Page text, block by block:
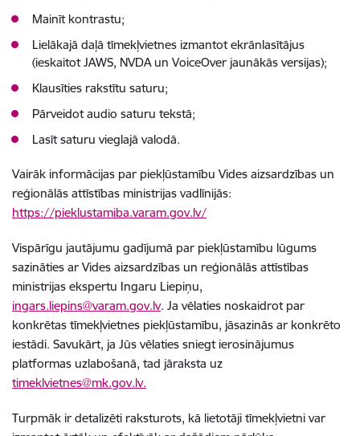
Mainīt kontrastu;
Lielākajā daļā tīmekļvietnes izmantot ekrānlasītājus
(ieskaitot JAWS, NVDA un VoiceOver jaunākās versijas);
Klausīties rakstītu saturu;
Pārveidot audio saturu tekstā;
Lasīt saturu vieglajā valodā.
Vairāk informācijas par piekļūstamību Vides aizsardzības un
reģionālās attīstības ministrijas vadlīnijās:
https://pieklustamiba.varam.gov.lv/
Vispārīgu jautājumu gadījumā par piekļūstamību lūgums
sazināties ar Vides aizsardzības un reģionālās attīstības
ministrijas ekspertu Ingaru Liepiņu,
ingars.liepins@varam.gov.lv. Ja vēlaties noskaidrot par
konkrētas tīmekļvietnes piekļūstamību, jāsazinās ar konkrēto
iestādi. Savukārt, ja Jūs vēlaties sniegt ierosinājumus
platformas uzlabošanā, tad jāraksta uz
timeklvietnes@mk.gov.lv.
Turpmāk ir detalizēti raksturots, kā lietotāji tīmekļvietni var